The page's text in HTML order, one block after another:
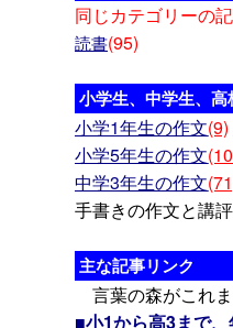
同じカテゴリーの
読書(95)
小学生、中学生、
小学1年生の作文(9)
小学5年生の作文
中学3年生の作文
手書きの作文と講
主な記事リンク
言葉の森がこれ
■小1から高3まで